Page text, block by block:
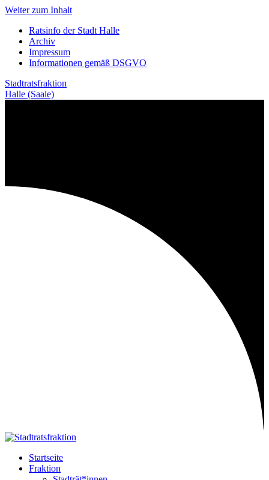
Weiter zum Inhalt
Ratsinfo der Stadt Halle
Archiv
Impressum
Informationen gemäß DSGVO
Stadtratsfraktion
Halle (Saale)
Startseite
Fraktion